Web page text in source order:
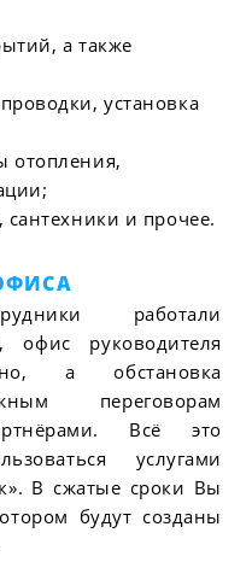
а также
установка
отопления,
сантехники и прочее.
работали
офис руководителя
а обстановка
переговорам
Всё это
услугами
В сжатые сроки Вы
будут созданы